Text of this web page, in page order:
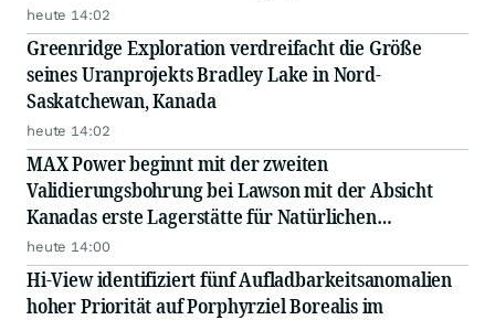
heute 14:02
Greenridge Exploration verdreifacht die Größe
seines Uranprojekts Bradley Lake in Nord-
Saskatchewan, Kanada
heute 14:02
MAX Power beginnt mit der zweiten
Validierungsbohrung bei Lawson mit der Absicht
Kanadas erste Lagerstätte für Natürlichen
Wasserstoff besser zu lokalisieren
heute 14:00
Hi-View identifiziert fünf Aufladbarkeitsanomalien
hoher Priorität auf Porphyrziel Borealis im